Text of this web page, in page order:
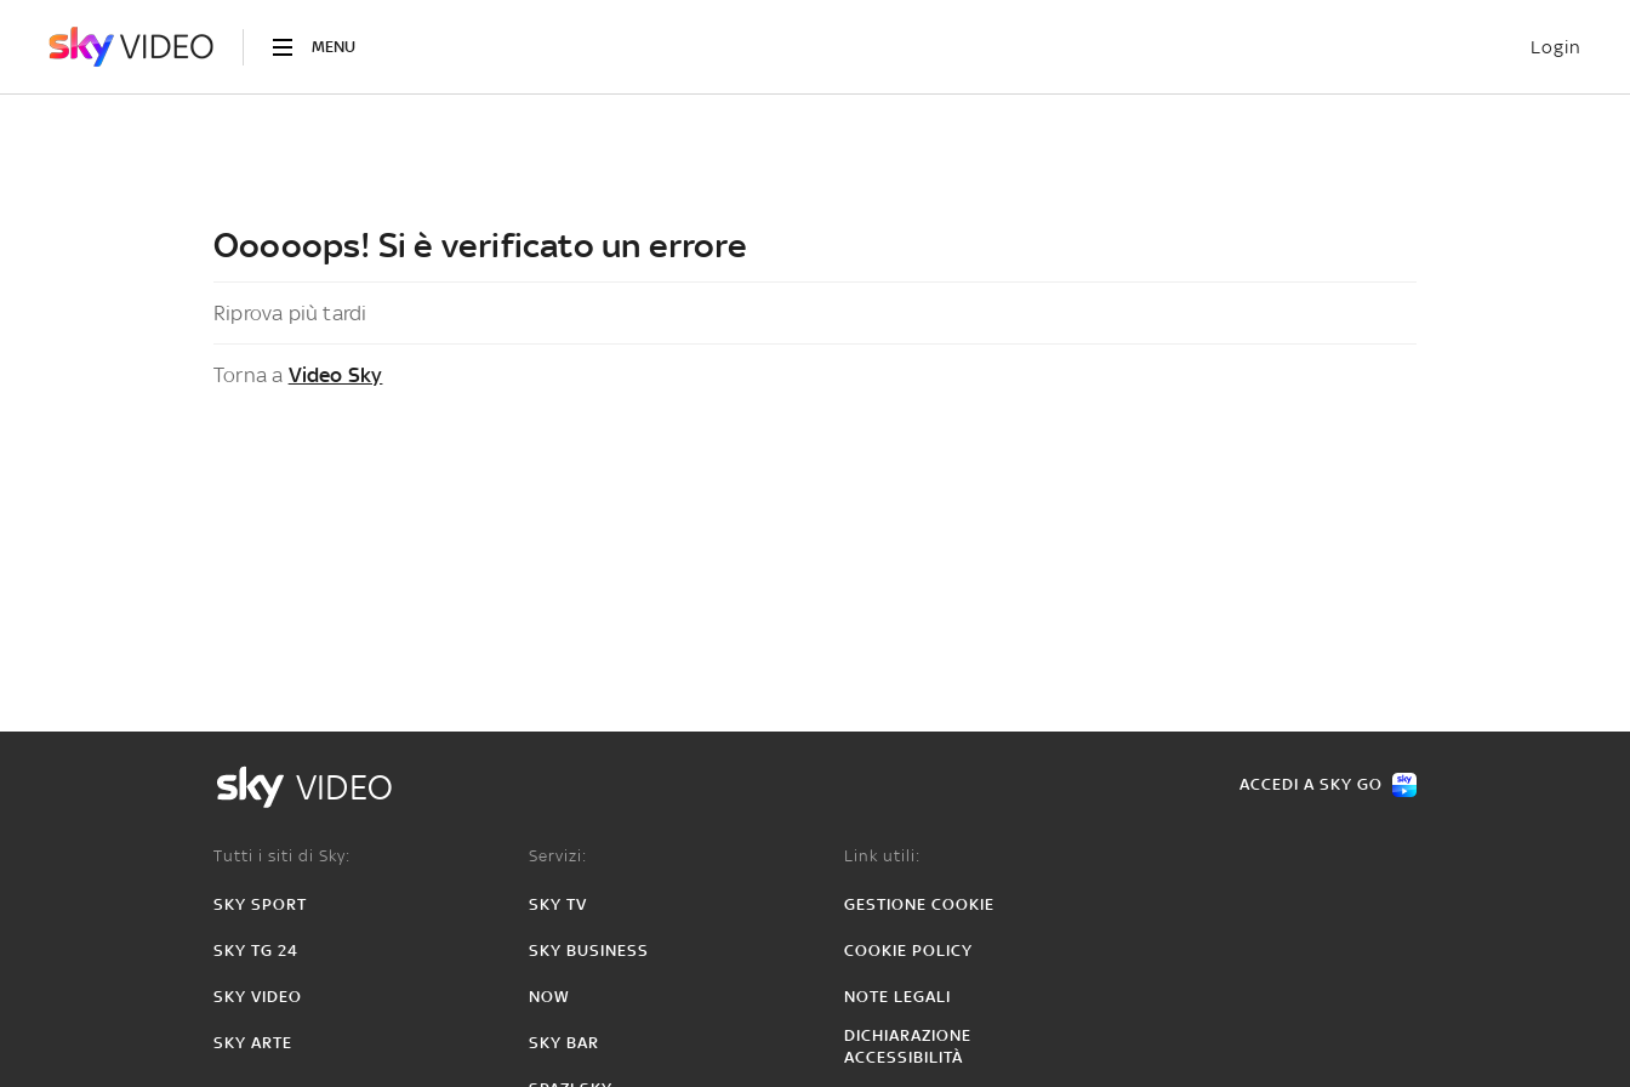
MENU Login
Ooooops! Si è verificato un errore
Riprova più tardi
Torna a Video Sky
VIDEO ACCEDI A SKY GO
Tutti i siti di Sky:
SKY SPORT
SKY TG 24
SKY VIDEO
SKY ARTE
Servizi:
SKY TV
SKY BUSINESS
NOW
SKY BAR
Link utili:
GESTIONE COOKIE
COOKIE POLICY
NOTE LEGALI
DICHIARAZIONE
ACCESSIBILITÀ